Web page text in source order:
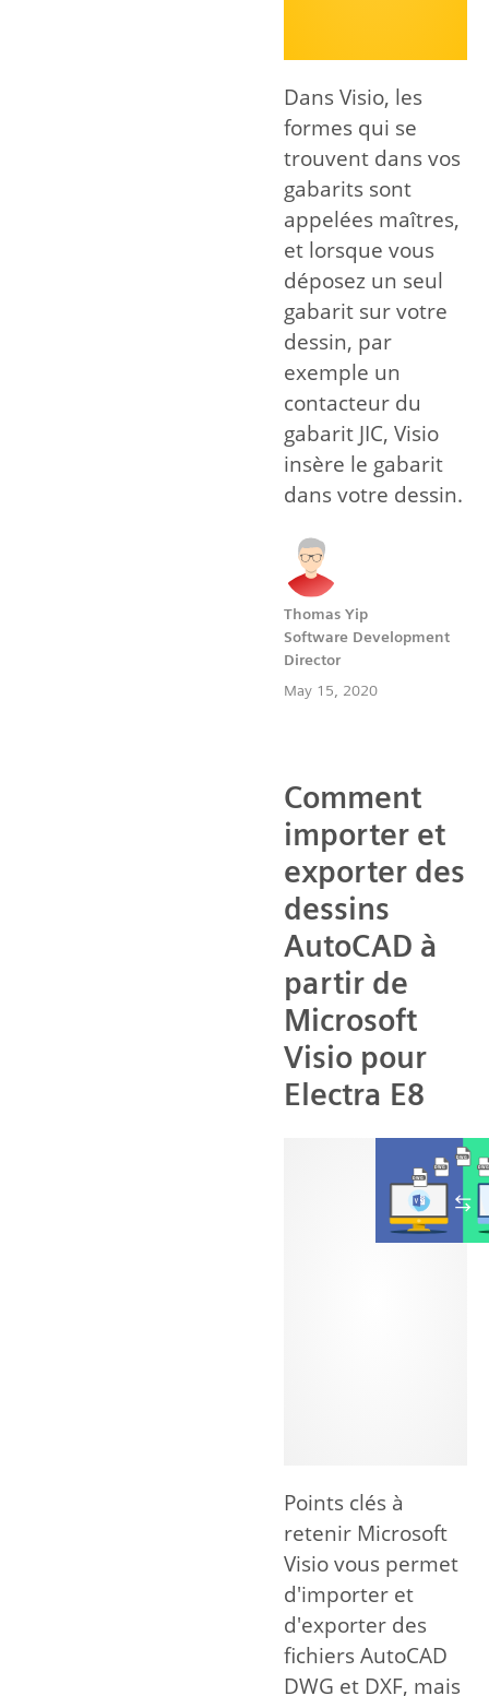
Dans Visio, les
formes qui se
trouvent dans vos
gabarits sont
appelées maîtres,
et lorsque vous
déposez un seul
gabarit sur votre
dessin, par
exemple un
contacteur du
gabarit JIC, Visio
insère le gabarit
dans votre dessin.
Thomas Yip
Software Development
Director
May 15, 2020
Comment
importer et
exporter des
dessins
AutoCAD à
partir de
Microsoft
Visio pour
Electra E8
Points clés à
retenir Microsoft
Visio vous permet
d'importer et
d'exporter des
fichiers AutoCAD
DWG et DXF, mais